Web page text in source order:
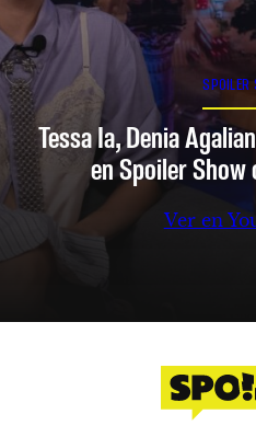
SPOILER
Tessa Ia, Denia
en Spoiler Show
Ver en